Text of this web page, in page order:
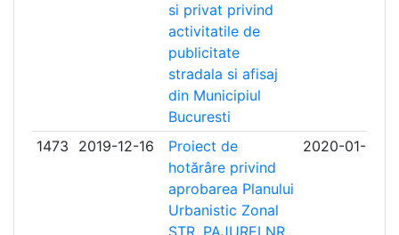
si privat privind
activitatile de
publicitate
stradala si afisaj
din Municipiul
Bucuresti
1473 2019-12-16
Proiect de
hotărâre privind
aprobarea Planului
Urbanistic Zonal
STR. PAJUREI NR.
2020-01-16